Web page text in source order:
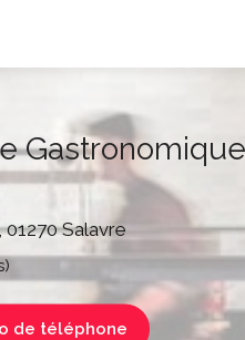
Salavre
de téléphone